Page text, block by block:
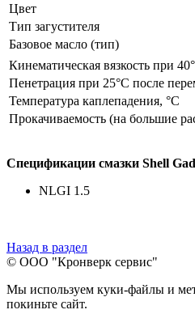
Цвет
Тип загустителя
Базовое масло (тип)
Кинематическая вязкость при
Пенетрация при 25°C после
Температура каплепадения, °С
Прокачиваемость (на большие
Спецификации смазки Shell
NLGI 1.5
Назад в раздел
© ООО "Кронверк сервис"
Мы используем куки-файлы и
покиньте сайт.